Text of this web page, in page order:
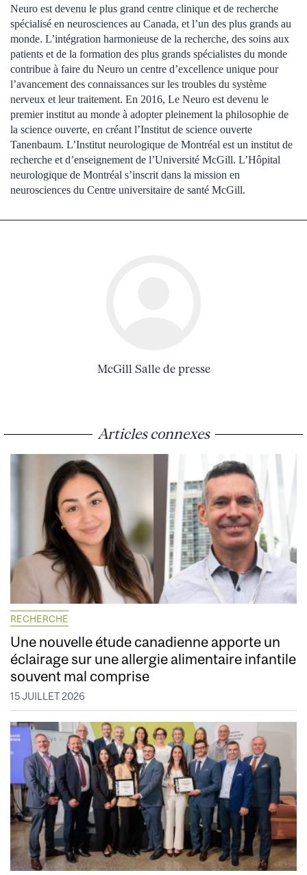
Neuro est devenu le plus grand centre clinique et de recherche
spécialisé en neurosciences au Canada, et l’un des plus grands au
monde. L’intégration harmonieuse de la recherche, des soins aux
patients et de la formation des plus grands spécialistes du monde
contribue à faire du Neuro un centre d’excellence unique pour
l’avancement des connaissances sur les troubles du système
nerveux et leur traitement. En 2016, Le Neuro est devenu le
premier institut au monde à adopter pleinement la philosophie de
la science ouverte, en créant l’Institut de science ouverte
Tanenbaum. L’Institut neurologique de Montréal est un institut de
recherche et d’enseignement de l’Université McGill. L’Hôpital
neurologique de Montréal s’inscrit dans la mission en
neurosciences du Centre universitaire de santé McGill.
McGill Salle de presse
Articles connexes
RECHERCHE
Une nouvelle étude canadienne apporte un
éclairage sur une allergie alimentaire infantile
souvent mal comprise
15 JUILLET 2026